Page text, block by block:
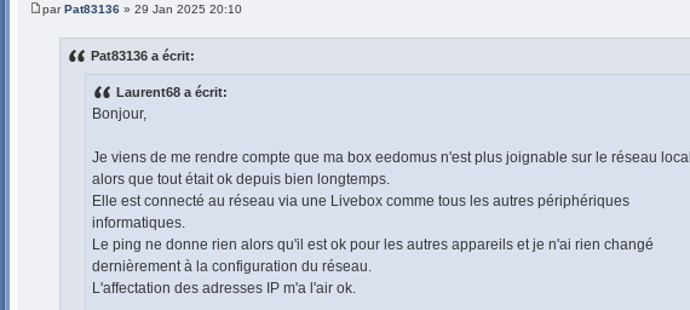
parPat83136 » 29 Jan 2025 20:10
Pat83136 a écrit:
Laurent68 a écrit:
Bonjour,
Je viens de me rendre compte que ma box eedomus n'est plus joignable sur le réseau local
alors que tout était ok depuis bien longtemps.
Elle est connecté au réseau via une Livebox comme tous les autres périphériques
informatiques.
Le ping ne donne rien alors qu'il est ok pour les autres appareils et je n'ai rien changé
dernièrement à la configuration du réseau.
L'affectation des adresses IP m'a l'air ok.